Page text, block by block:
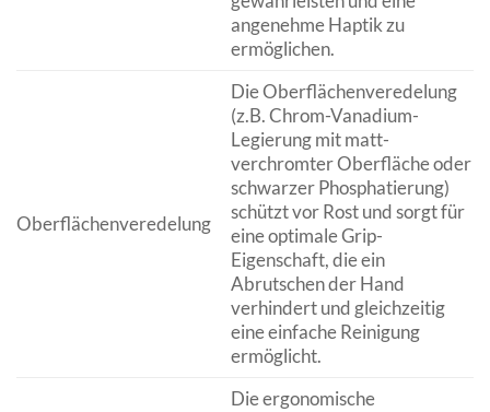
angenehme Haptik zu
ermöglichen.
Oberflächenveredelung
Die Oberflächenveredelung
(z.B. Chrom-Vanadium-
Legierung mit matt-
verchromter Oberfläche oder
schwarzer Phosphatierung)
schützt vor Rost und sorgt für
eine optimale Grip-
Eigenschaft, die ein
Abrutschen der Hand
verhindert und gleichzeitig
eine einfache Reinigung
ermöglicht.
Die ergonomische